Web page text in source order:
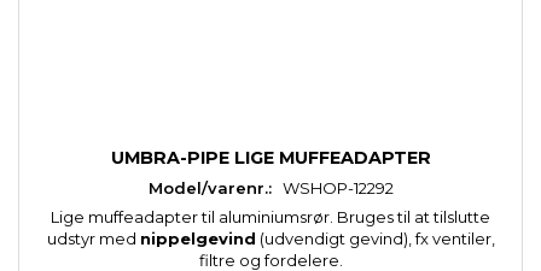
UMBRA-PIPE LIGE MUFFEADAPTER
Model/varenr.: WSHOP-12292
Lige muffeadapter til aluminiumsrør. Bruges til at tilslutte
udstyr med nippelgevind (udvendigt gevind), fx ventiler,
filtre og fordelere.